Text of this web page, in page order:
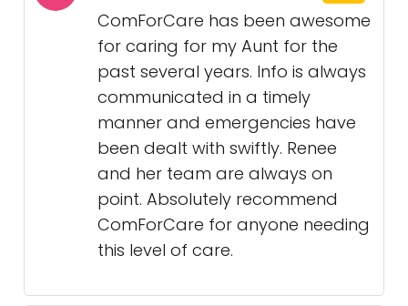
ComForCare has been awesome
for caring for my Aunt for the
past several years. Info is always
communicated in a timely
manner and emergencies have
been dealt with swiftly. Renee
and her team are always on
point. Absolutely recommend
ComForCare for anyone needing
this level of care.